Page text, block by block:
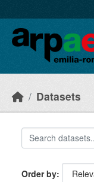
Datasets
Order by